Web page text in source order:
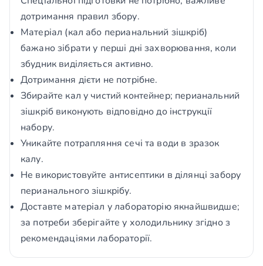
дотримання правил збору.
Матеріал (кал або перианальний зішкріб)
бажано зібрати у перші дні захворювання, коли
збудник виділяється активно.
Дотримання дієти не потрібне.
Збирайте кал у чистий контейнер; перианальний
зішкріб виконують відповідно до інструкції
набору.
Уникайте потрапляння сечі та води в зразок
калу.
Не використовуйте антисептики в ділянці забору
перианального зішкрібу.
Доставте матеріал у лабораторію якнайшвидше;
за потреби зберігайте у холодильнику згідно з
рекомендаціями лабораторії.